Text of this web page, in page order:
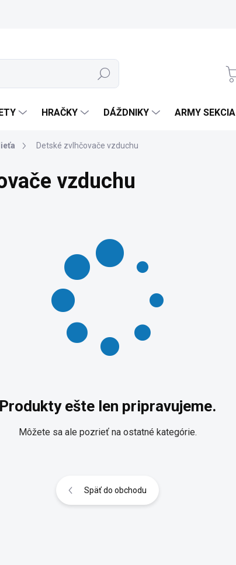
Hľadať
HRAČKY DÁŽDNIKY ARMY SEKCIA
Detské zvlhčovače vzduchu
vzduchu
Produkty ešte len pripravujeme.
Môžete sa ale pozrieť na ostatné kategórie.
Späť do obchodu